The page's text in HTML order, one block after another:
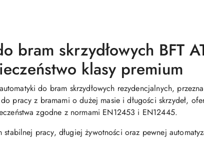
bram skrzydłowych BFT
klasy premium
do bram skrzydłowych rezydencjalnych,
pracy z bramami o dużej masie i długości skrzydeł,
zgodne z normami EN12453 i EN12445.
pracy, długiej żywotności oraz pewnej